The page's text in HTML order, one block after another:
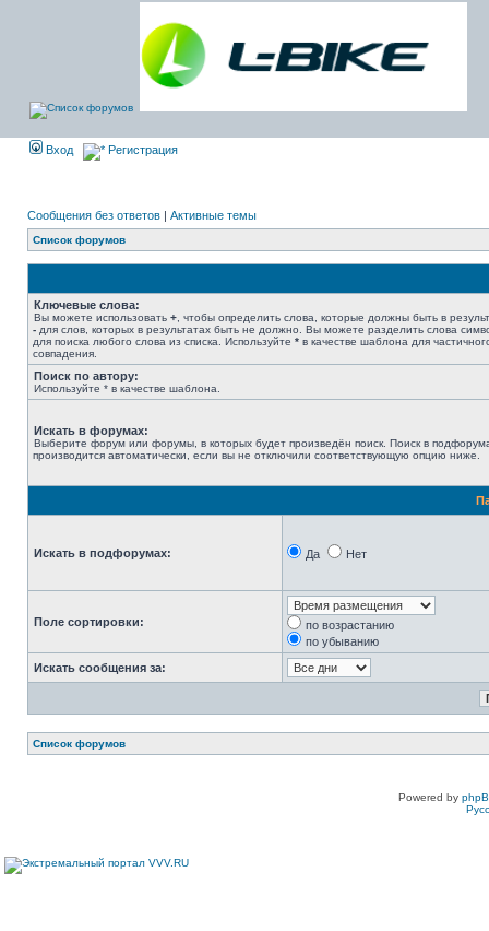
Вход Регистрация
Сообщения без ответов | Активные темы
Список форумов
Ключевые слова:
Вы можете использовать + , чтобы определить слова, которые должны быть в
- для слов, которых в результатах быть не должно. Вы можете разделить слова
для поиска любого слова из списка. Используйте * в качестве шаблона для
совпадения.
Поиск по автору:
Используйте * в качестве шаблона.
Искать в форумах:
Выберите форум или форумы, в которых будет произведён поиск. Поиск в
производится автоматически, если вы не отключили соответствующую опцию ниже.
Искать в подфорумах: Да Нет
Поле сортировки:
по возрастанию
по убыванию
Искать сообщения за:
Список форумов
Powered by